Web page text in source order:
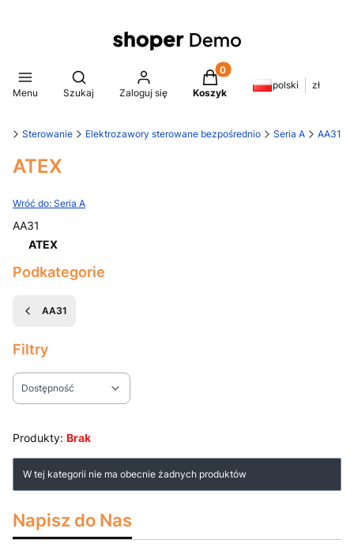
Menu
Otwórz wyszukiwarkę
Szukaj Zaloguj się
Produkty w koszyku: 0.
Koszyk
polski zł
Sterowanie Elektrozawory sterowane bezpośrednio Seria A AA31
ATEX
Wróć do: Seria A
AA31
ATEX
Koniec menu
Podkategorie
AA31
Filtry
Dostępność
Produkty: Brak
Lista produktów
W tej kategorii nie ma obecnie żadnych produktów
Napisz do Nas